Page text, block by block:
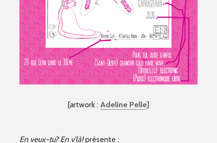
[artwork : Adeline Pelle]
En veux-tu? En v’là!présente :